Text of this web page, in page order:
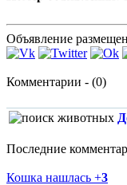
Объявление
Комментарии - (0)
Последние
Кошка нашлась +3